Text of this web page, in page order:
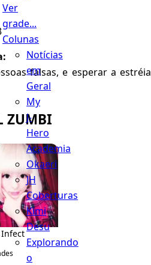
Ver
grade...
Colunas
Notícias
em
Geral
My
J-
Hero
Academia
Okaeri
JH
Coberturas
Kimi
Desu
Explorando
o
falsas, e esperar a estréia
ZUMBI
Infect